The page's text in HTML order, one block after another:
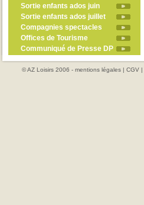
Sortie enfants ados juin
Sortie enfants ados juillet
Compagnies spectacles
Offices de Tourisme
Communiqué de Presse DP
© AZ Loisirs 2006 - mentions légales | CGV |